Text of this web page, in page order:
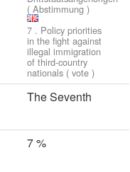
( Abstimmung )
7 . Policy priorities
in the fight against
illegal immigration
of third-country
nationals ( vote )
The Seventh
7 %